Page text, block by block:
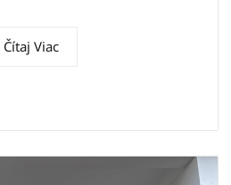
Čítaj Viac